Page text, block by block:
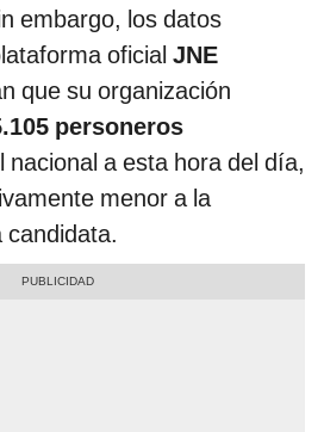
embargo, los datos
oficial JNE
que su organización
personeros
nacional a esta hora del día,
menor a la
candidata.